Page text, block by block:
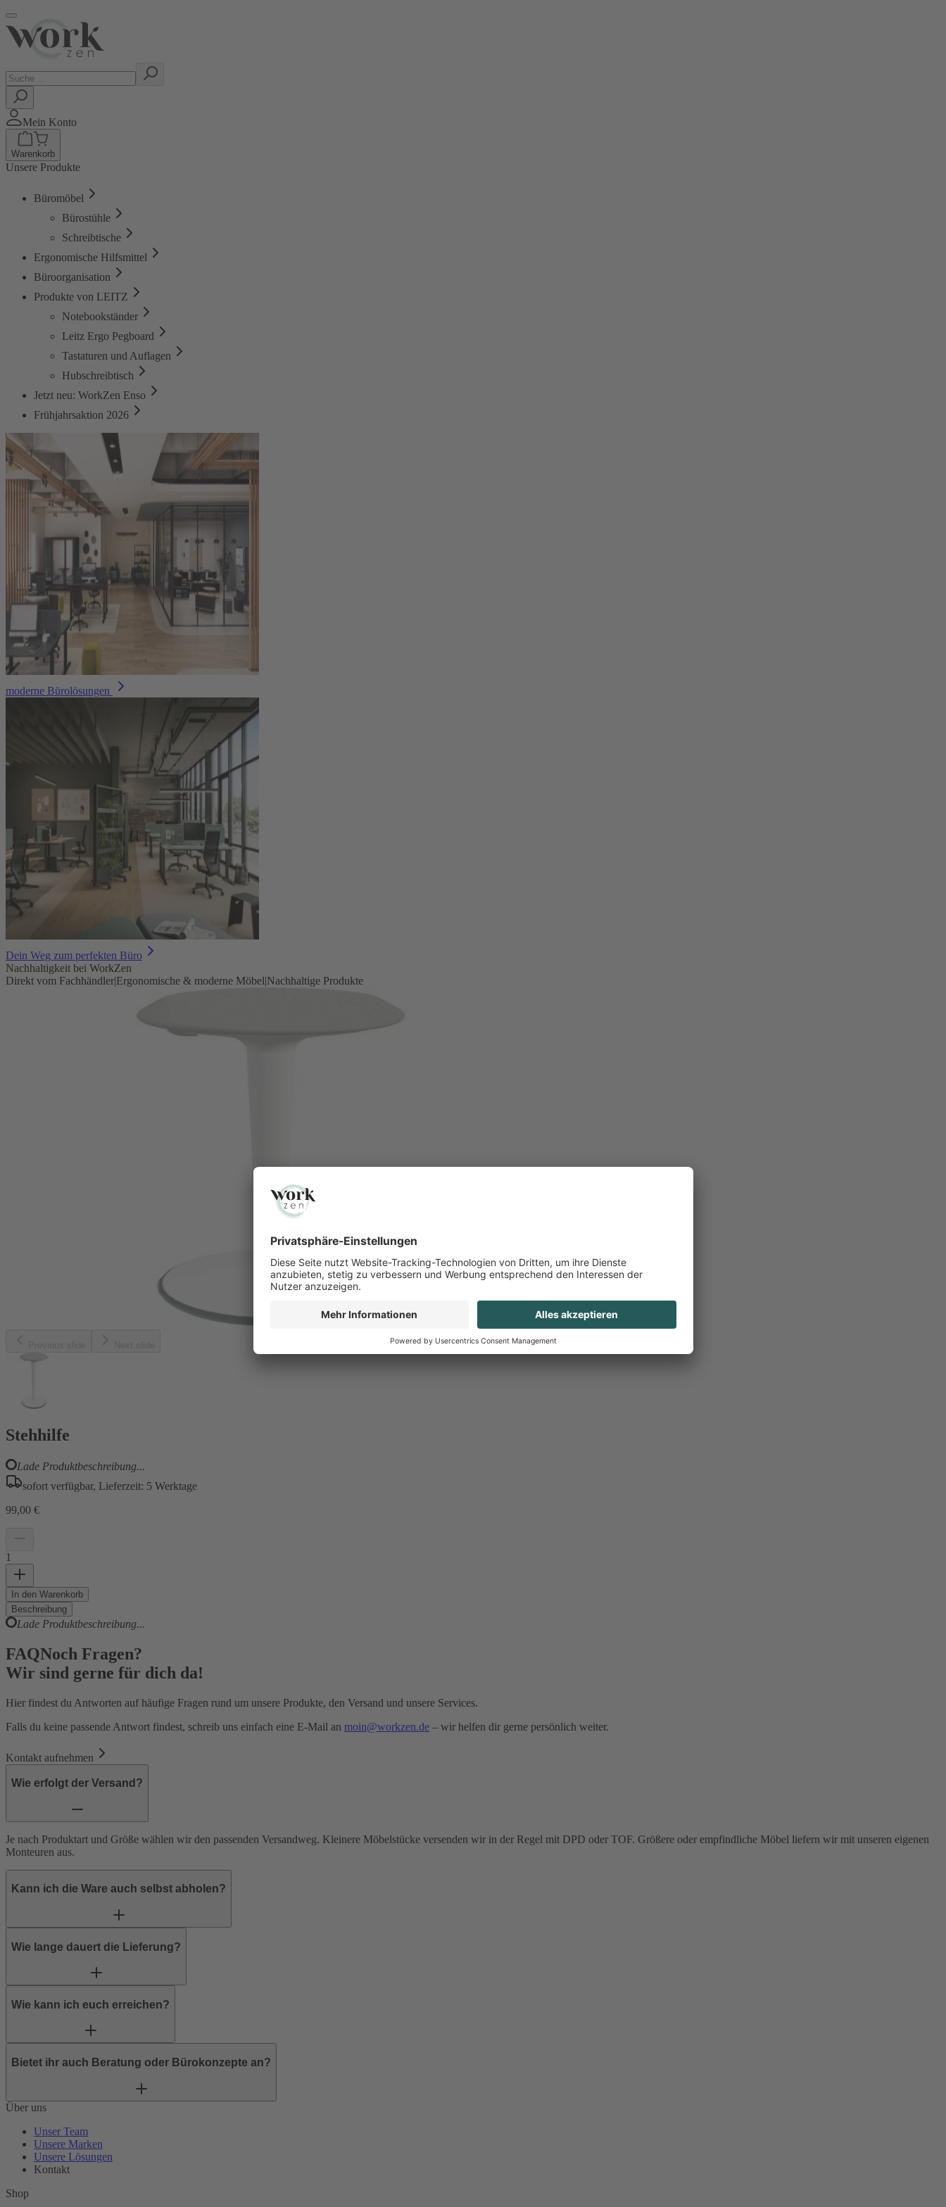
Mein Konto
Warenkorb
Unsere Produkte
Büromöbel
Bürostühle
Schreibtische
Ergonomische Hilfsmittel
Büroorganisation
Produkte von LEITZ
Notebookständer
Leitz Ergo Pegboard
Tastaturen und Auflagen
Hubschreibtisch
Jetzt neu: WorkZen Enso
Frühjahrsaktion 2026
moderne Bürolösungen
Dein Weg zum perfekten Büro
Nachhaltigkeit bei WorkZen
Direkt vom Fachhändler|Ergonomische & moderne Möbel|Nachhaltige Produkte
Stehhilfe
Lade Produktbeschreibung...
sofort verfügbar, Lieferzeit: 5 Werktage
99,00 €
1
In den Warenkorb
Beschreibung
Lade Produktbeschreibung...
FAQNoch Fragen?
Wir sind gerne für dich da!
Hier findest du Antworten auf häufige Fragen rund um unsere Produkte, den Versand und unsere Services.
Falls du keine passende Antwort findest, schreib uns einfach eine E-Mail an moin@workzen.de – wir helfen dir gerne persönlich weiter.
Kontakt aufnehmen
Wie erfolgt der Versand?
Je nach Produktart und Größe wählen wir den passenden Versandweg. Kleinere Möbelstücke versenden wir in der Regel mit DPD oder TOF. Größere oder empfindliche Möbel liefern wir mit unseren eigenen
Monteuren aus.
Kann ich die Ware auch selbst abholen?
Wie lange dauert die Lieferung?
Wie kann ich euch erreichen?
Bietet ihr auch Beratung oder Bürokonzepte an?
Über uns
Unser Team
Unsere Marken
Unsere Lösungen
Kontakt
Shop